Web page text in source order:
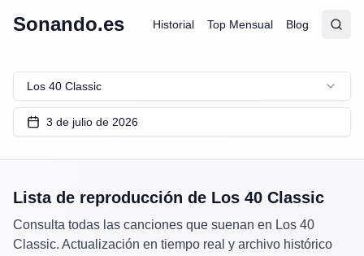
Sonando.es Historial Top Mensual Blog
Abrir
Los 40 Classic
3 de julio de 2026
Lista de reproducción de Los 40 Classic
Consulta todas las canciones que suenan en Los 40
Classic. Actualización en tiempo real y archivo histórico